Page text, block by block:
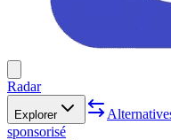
Radar
Explorer
sponsorisé